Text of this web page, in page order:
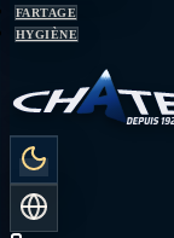
FARTAGE
HYGIÈNE